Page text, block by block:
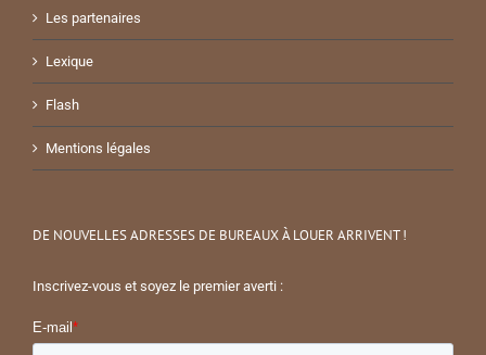
Les partenaires
Lexique
Flash
Mentions légales
DE NOUVELLES ADRESSES DE BUREAUX À LOUER ARRIVENT !
Inscrivez-vous et soyez le premier averti :